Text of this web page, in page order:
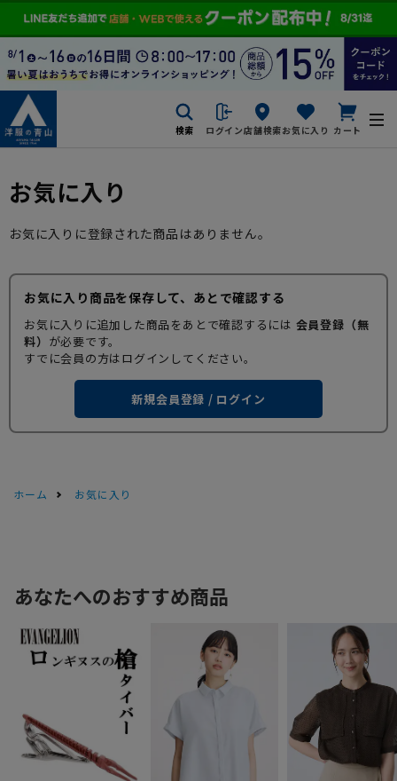
検索 ログイン店舗検索お気に入り カート
お気に入り
お気に入りに登録された商品はありません。
お気に入り商品を保存して、あとで確認する
お気に入りに追加した商品をあとで確認するには 会員登録（無
料） が必要です。
すでに会員の方はログインしてください。
新規会員登録 / ログイン
ホーム お気に入り